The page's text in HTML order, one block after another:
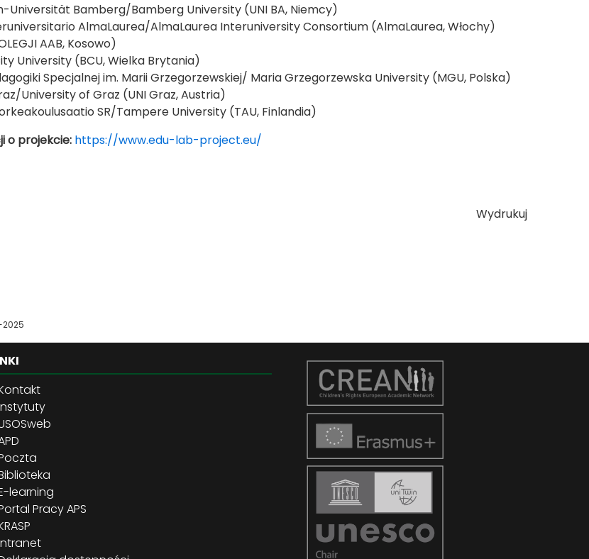
Universität Bamberg/Bamberg University (UNI BA, Niemcy)
AlmaLaurea/AlmaLaurea Interuniversity Consortium (AlmaLaurea, Włochy)
AAB, Kosowo)
University (BCU, Wielka Brytania)
Specjalnej im. Marii Grzegorzewskiej/ Maria Grzegorzewska University (MGU, Polska)
University of Graz (UNI Graz, Austria)
SR/Tampere University (TAU, Finlandia)
o projekcie: https://www.edu-lab-project.eu/
Wydrukuj
2025
learning
Pracy APS